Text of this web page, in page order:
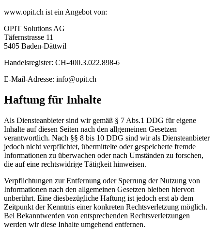
www.opit.ch ist ein Angebot von:
OPIT Solutions AG
Täfernstrasse 11
5405 Baden-Dättwil
Handelsregister: CH-400.3.022.898-6
E-Mail-Adresse: info@opit.ch
Haftung für Inhalte
Als Diensteanbieter sind wir gemäß § 7 Abs.1 DDG für eigene
Inhalte auf diesen Seiten nach den allgemeinen Gesetzen
verantwortlich. Nach §§ 8 bis 10 DDG sind wir als Diensteanbieter
jedoch nicht verpflichtet, übermittelte oder gespeicherte fremde
Informationen zu überwachen oder nach Umständen zu forschen,
die auf eine rechtswidrige Tätigkeit hinweisen.
Verpflichtungen zur Entfernung oder Sperrung der Nutzung von
Informationen nach den allgemeinen Gesetzen bleiben hiervon
unberührt. Eine diesbezügliche Haftung ist jedoch erst ab dem
Zeitpunkt der Kenntnis einer konkreten Rechtsverletzung möglich.
Bei Bekanntwerden von entsprechenden Rechtsverletzungen
werden wir diese Inhalte umgehend entfernen.